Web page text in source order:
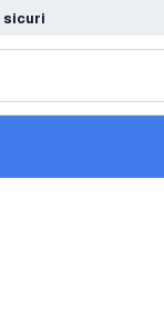
sicuri